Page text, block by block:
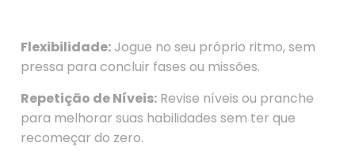
Flexibilidade: Jogue no seu próprio ritmo, sem
pressa para concluir fases ou missões.
Repetição de Níveis: Revise níveis ou pranche
para melhorar suas habilidades sem ter que
recomeçar do zero.